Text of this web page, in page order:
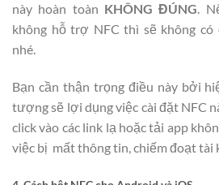
này hoàn toàn KHÔNG ĐÚNG.
không hỗ trợ NFC thì sẽ không có
nhé.
Bạn cần thận trọng điều này bởi
tượng sẽ lợi dụng việc cài đặt NFC
click vào các link lạ hoặc tải app
việc bị mất thông tin, chiếm đoạt tài